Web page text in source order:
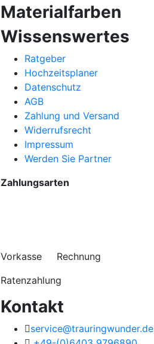
Materialfarben
Wissenswertes
Ratgeber
Hochzeitsplaner
Datenschutz
AGB
Zahlung und Versand
Widerrufsrecht
Impressum
Werden Sie Partner
Zahlungsarten
Vorkasse Rechnung
Ratenzahlung
Kontakt
service@trauringwunder.de